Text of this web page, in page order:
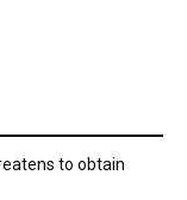
to obtain